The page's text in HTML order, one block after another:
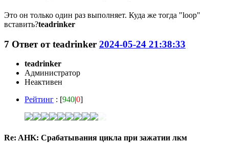
Это он только один раз выполняет. Куда же тогда "loop"
вставить?teadrinker
7 Ответ отteadrinker 2024-05-24 21:38:33
teadrinker
Администратор
Неактивен
Рейтинг : [940|0]
Re: AHK: Срабатывания цикла при зажатии лкм